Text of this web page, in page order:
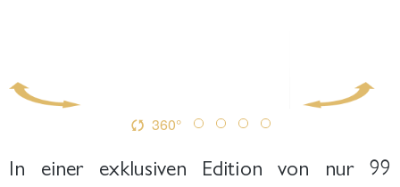
360°
In einer exklusiven Edition von nur 99